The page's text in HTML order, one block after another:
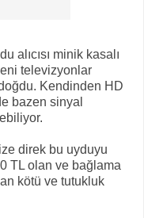
alıcısı minik kasalı
televizyonlar
Kendinden HD
bazen sinyal
direk bu uyduyu
TL olan ve bağlama
kötü ve tutukluk